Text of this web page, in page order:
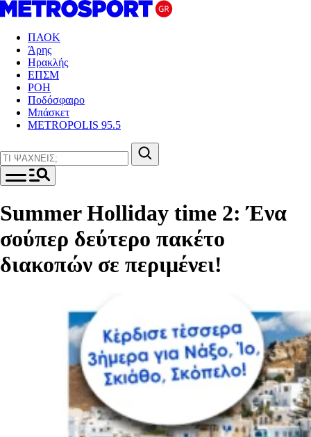
ΠΑΟΚ
Άρης
Ηρακλής
ΕΠΣΜ
ΡΟΗ
Ποδόσφαιρο
Μπάσκετ
METROPOLIS 95.5
Summer Holliday time 2: Ένα
σούπερ δεύτερο πακέτο
διακοπών σε περιμένει!